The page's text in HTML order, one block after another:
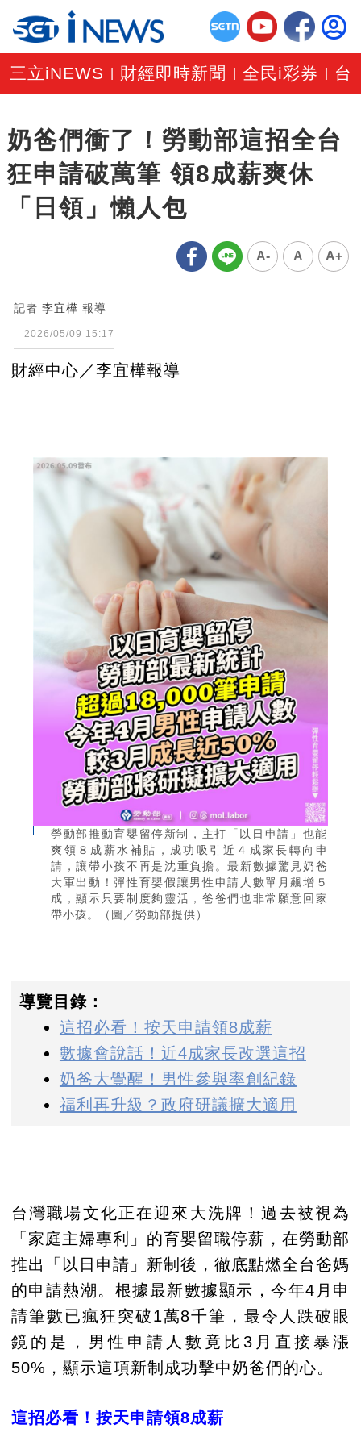
三立iNEWS 財經即時新聞 |全民i彩券 台
奶爸們衝了！勞動部這招全台
狂申請破萬筆 領8成薪爽休
「日領」懶人包
A- A A+
記者 李宜樺 報導
2026/05/09 15:17
財經中心／李宜樺報導
勞動部推動育嬰留停新制，主打「以日申請」也能
爽領８成薪水補貼，成功吸引近４成家長轉向申
請，讓帶小孩不再是沈重負擔。最新數據驚見奶爸
大軍出動！彈性育嬰假讓男性申請人數單月飆增５
成，顯示只要制度夠靈活，爸爸們也非常願意回家
帶小孩。（圖／勞動部提供）
導覽目錄：
這招必看！按天申請領8成薪
數據會說話！近4成家長改選這招
奶爸大覺醒！男性參與率創紀錄
福利再升級？政府研議擴大適用
台灣職場文化正在迎來大洗牌！過去被視為
「家庭主婦專利」的育嬰留職停薪，在勞動部
推出「以日申請」新制後，徹底點燃全台爸媽
的申請熱潮。根據最新數據顯示，今年4月申
請筆數已瘋狂突破1萬8千筆，最令人跌破眼
鏡的是，男性申請人數竟比3月直接暴漲
50%，顯示這項新制成功擊中奶爸們的心。
這招必看！按天申請領8成薪